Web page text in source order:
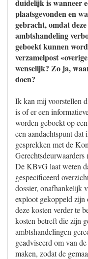
duidelijk is wanneer
plaatsgevonden en
gebracht, omdat
ambtshandeling
geboekt kunnen
verzamelpost
wenselijk? Zo ja,
doen?
Ik kan mij voorstellen
is of er een
worden geboekt op
een aandachtspunt
gesprekken met de
De KBvG laat weten
gespecificeerd
dossier, onafhankelijk
exploot gekoppeld zijn
deze kosten verder te
kosten betreft die zijn
ambtshandelingen
geadviseerd om van
maken, zodat de